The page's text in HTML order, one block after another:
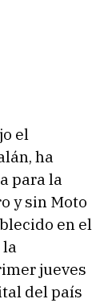
el
ha
para la
y sin Moto
en el
jueves
del país